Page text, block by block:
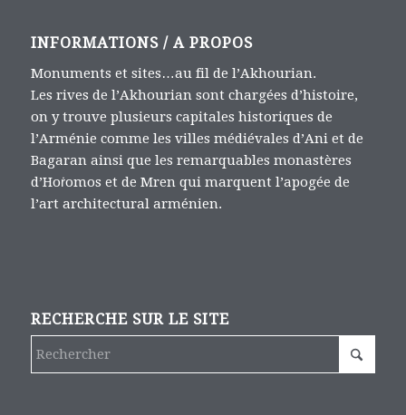
INFORMATIONS / A PROPOS
Monuments et sites…au fil de l’Akhourian.
Les rives de l’Akhourian sont chargées d’histoire,
on y trouve plusieurs capitales historiques de
l’Arménie comme les villes médiévales d’Ani et de
Bagaran ainsi que les remarquables monastères
d’Hoṙomos et de Mren qui marquent l’apogée de
l’art architectural arménien.
RECHERCHE SUR LE SITE